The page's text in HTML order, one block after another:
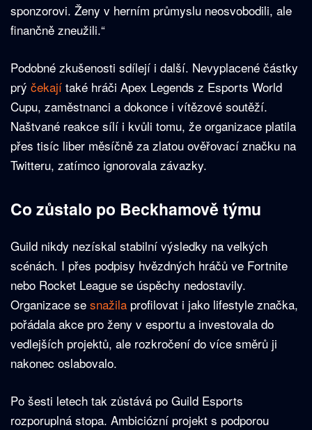
sponzorovi. Ženy v herním průmyslu neosvobodili, ale
finančně zneužili.“
Podobné zkušenosti sdílejí i další. Nevyplacené částky
prý čekají také hráči Apex Legends z Esports World
Cupu, zaměstnanci a dokonce i vítězové soutěží.
Naštvané reakce sílí i kvůli tomu, že organizace platila
přes tisíc liber měsíčně za zlatou ověřovací značku na
Twitteru, zatímco ignorovala závazky.
Co zůstalo po Beckhamově týmu
Guild nikdy nezískal stabilní výsledky na velkých
scénách. I přes podpisy hvězdných hráčů ve Fortnite
nebo Rocket League se úspěchy nedostavily.
Organizace se snažila profilovat i jako lifestyle značka,
pořádala akce pro ženy v esportu a investovala do
vedlejších projektů, ale rozkročení do více směrů ji
nakonec oslabovalo.
Po šesti letech tak zůstává po Guild Esports
rozporuplná stopa. Ambiciózní projekt s podporou